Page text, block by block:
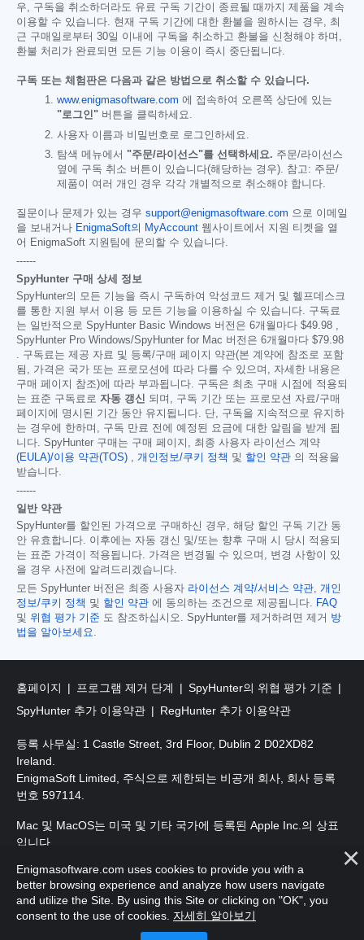
우, 구독을 취소하더라도 유료 구독 기간이 종료될 때까지 제품을 계속
이용할 수 있습니다. 현재 구독 기간에 대한 환불을 원하시는 경우, 최
근 구매일로부터 30일 이내에 구독을 취소하고 환불을 신청해야 하며,
환불 처리가 완료되면 모든 기능 이용이 즉시 중단됩니다.
구독 또는 체험판은 다음과 같은 방법으로 취소할 수 있습니다.
www.enigmasoftware.com 에 접속하여 오른쪽 상단에 있는
"로그인" 버튼을 클릭하세요.
사용자 이름과 비밀번호로 로그인하세요.
탐색 메뉴에서 "주문/라이선스"를 선택하세요. 주문/라이선스
옆에 구독 취소 버튼이 있습니다(해당하는 경우). 참고: 주문/
제품이 여러 개인 경우 각각 개별적으로 취소해야 합니다.
질문이나 문제가 있는 경우 support@enigmasoftware.com 으로 이메일
을 보내거나 EnigmaSoft의 MyAccount 웹사이트에서 지원 티켓을 열
어 EnigmaSoft 지원팀에 문의할 수 있습니다.
------
SpyHunter 구매 상세 정보
SpyHunter의 모든 기능을 즉시 구독하여 악성코드 제거 및 헬프데스크
를 통한 지원 부서 이용 등 모든 기능을 이용하실 수 있습니다. 구독료
는 일반적으로 SpyHunter Basic Windows 버전은 6개월마다 $49.98 ,
SpyHunter Pro Windows/SpyHunter for Mac 버전은 6개월마다 $79.98
. 구독료는 제공 자료 및 등록/구매 페이지 약관(본 계약에 참조로 포함
됨, 가격은 국가 또는 프로모션에 따라 다를 수 있으며, 자세한 내용은
구매 페이지 참조)에 따라 부과됩니다. 구독은 최초 구매 시점에 적용되
는 표준 구독료로 자동 갱신 되며, 구독 기간 또는 프로모션 자료/구매
페이지에 명시된 기간 동안 유지됩니다. 단, 구독을 지속적으로 유지하
는 경우에 한하며, 구독 만료 전에 예정된 요금에 대한 알림을 받게 됩
니다. SpyHunter 구매는 구매 페이지, 최종 사용자 라이선스 계약
(EULA)/이용 약관(TOS) , 개인정보/쿠키 정책 및 할인 약관 의 적용을
받습니다.
------
일반 약관
SpyHunter를 할인된 가격으로 구매하신 경우, 해당 할인 구독 기간 동
안 유효합니다. 이후에는 자동 갱신 및/또는 향후 구매 시 당시 적용되
는 표준 가격이 적용됩니다. 가격은 변경될 수 있으며, 변경 사항이 있
을 경우 사전에 알려드리겠습니다.
모든 SpyHunter 버전은 최종 사용자 라이선스 계약/서비스 약관, 개인
정보/쿠키 정책 및 할인 약관 에 동의하는 조건으로 제공됩니다. FAQ
및 위협 평가 기준 도 참조하십시오. SpyHunter를 제거하려면 제거 방
법을 알아보세요.
홈페이지 프로그램 제거 단계
SpyHunter의 위협 평가 기준
SpyHunter 추가 이용약관
RegHunter 추가 이용약관
등록 사무실: 1 Castle Street, 3rd Floor, Dublin 2 D02XD82
Ireland.
EnigmaSoft Limited, 주식으로 제한되는 비공개 회사, 회사 등록
번호 597114.
Mac 및 MacOS는 미국 및 기타 국가에 등록된 Apple Inc.의 상표
입니다.
저작권 2016-2026. EnigmaSoft Ltd. 판권 소유.
Enigmasoftware.com uses cookies to provide you with a
better browsing experience and analyze how users navigate
and utilize the Site. By using this Site or clicking on "OK", you
consent to the use of cookies. 자세히 알아보기